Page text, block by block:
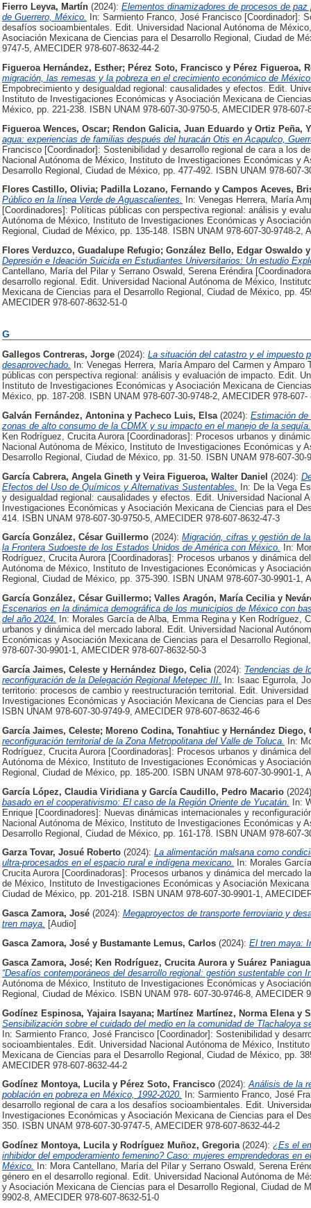
Fierro Leyva, Martín (2024): Elementos dinamizadores de procesos de
de Guerrero, México.
In: Sarmiento Franco, José Francisco [Coordinador]:
desafíos socioambientales. Edit. Universidad Nacional Autónoma de
Asociación Mexicana de Ciencias para el Desarrollo Regional, Ciudad de
9747-5, AMECIDER 978-607-8632-44-2
Figueroa Hernández, Esther; Pérez Soto, Francisco y Pérez Figueroa,
migración, las remesas y la pobreza en el crecimiento económico de
Empobrecimiento y desigualdad regional: causalidades y efectos. Edit.
Instituto de Investigaciones Económicas y Asociación Mexicana de
México, pp. 221-238. ISBN UNAM 978-607-30-9750-5, AMECIDER 978-607-
Figueroa Wences, Oscar; Rendon Galicia, Juan Eduardo y Ortiz Peña,
agua: experiencias de familias después del huracán Otis en Acapulco,
Francisco [Coordinador]: Sostenibilidad y desarrollo regional de cara a los
Nacional Autónoma de México, Instituto de Investigaciones Económicas y
Desarrollo Regional, Ciudad de México, pp. 477-492. ISBN UNAM 978-607-
Flores Castillo, Olivia; Padilla Lozano, Fernando y Campos Aceves,
Público en la línea Verde de Aguascalientes.
In: Venegas Herrera, María
[Coordinadores]: Políticas públicas con perspectiva regional: análisis y
Autónoma de México, Instituto de Investigaciones Económicas y
Regional, Ciudad de México, pp. 135-148. ISBN UNAM 978-607-30-9748-2,
Flores Verduzco, Guadalupe Refugio; González Bello, Edgar Oswaldo
Depresión e Ideación Suicida en Estudiantes Universitarios: Un estudio
Cantellano, María del Pilar y Serrano Oswald, Serena Eréndira
desarrollo regional. Edit. Universidad Nacional Autónoma de México,
Mexicana de Ciencias para el Desarrollo Regional, Ciudad de México, pp.
AMECIDER 978-607-8632-51-0
G
Gallegos Contreras, Jorge (2024): La situación del catastro y el impuesto
desaprovechado.
In: Venegas Herrera, María Amparo del Carmen y
públicas con perspectiva regional: análisis y evaluación de impacto. Edit.
Instituto de Investigaciones Económicas y Asociación Mexicana de
México, pp. 187-208. ISBN UNAM 978-607-30-9748-2, AMECIDER 978-607-
Galván Fernández, Antonina y Pacheco Luis, Elsa (2024): Estimación de
zonas de alto consumo de la CDMX y su impacto en el manejo de la sequía.
Ken Rodríguez, Crucita Aurora [Coordinadoras]: Procesos urbanos y
Nacional Autónoma de México, Instituto de Investigaciones Económicas y
Desarrollo Regional, Ciudad de México, pp. 31-50. ISBN UNAM 978-607-30-
García Cabrera, Angela Gineth y Veira Figueroa, Walter Daniel (2024):
Efectos del Uso de Químicos y Alternativas Sustentables.
In: De la Vega
y desigualdad regional: causalidades y efectos. Edit. Universidad Nacional
Investigaciones Económicas y Asociación Mexicana de Ciencias para el
414. ISBN UNAM 978-607-30-9750-5, AMECIDER 978-607-8632-47-3
García González, César Guillermo (2024): Migración, cifras y gestión de
la Frontera Sudoeste de los Estados Unidos de América con México.
In:
Rodríguez, Crucita Aurora [Coordinadoras]: Procesos urbanos y dinámica
Autónoma de México, Instituto de Investigaciones Económicas y
Regional, Ciudad de México, pp. 375-390. ISBN UNAM 978-607-30-9901-1,
García González, César Guillermo; Valles Aragón, María Ceciliay
Escenarios en la dinámica demográfica de los municipios de México con
del año 2024.
In: Morales García de Alba, Emma Regina y Ken Rodríguez,
urbanos y dinámica del mercado laboral. Edit. Universidad Nacional
Económicas y Asociación Mexicana de Ciencias para el Desarrollo
978-607-30-9901-1, AMECIDER 978-607-8632-50-3
García Jaimes, Celeste y Hernández Diego, Celia (2024): Tendencias de
reconfiguración de la Delegación Regional Metepec III.
In: Isaac Egurrola,
territorio: procesos de cambio y reestructuración territorial. Edit.
Investigaciones Económicas y Asociación Mexicana de Ciencias para el
ISBN UNAM 978-607-30-9749-9, AMECIDER 978-607-8632-46-6
García Jaimes, Celeste; Moreno Codina, Tonahtiuc y Hernández Diego,
reconfiguración territorial de la Zona Metropolitana del Valle de Toluca.
In:
Rodríguez, Crucita Aurora [Coordinadoras]: Procesos urbanos y dinámica
Autónoma de México, Instituto de Investigaciones Económicas y
Regional, Ciudad de México, pp. 185-200. ISBN UNAM 978-607-30-9901-1,
García López, Claudia Viridiana y García Caudillo, Pedro Macario
basado en el cooperativismo: El caso de la Región Oriente de Yucatán. In:
Enrique [Coordinadores]: Nuevas dinámicas internacionales y
Nacional Autónoma de México, Instituto de Investigaciones Económicas y
Desarrollo Regional, Ciudad de México, pp. 161-178. ISBN UNAM 978-607-
Garza Tovar, Josué Roberto (2024): La alimentación malsana como
ultra-procesados en el espacio rural e indígena mexicano.
In: Morales
Crucita Aurora [Coordinadoras]: Procesos urbanos y dinámica del mercado
de México, Instituto de Investigaciones Económicas y Asociación
Ciudad de México, pp. 201-218. ISBN UNAM 978-607-30-9901-1,
Gasca Zamora, José (2024): Megaproyectos de transporte ferroviario y
tren maya. [Audio]
Gasca Zamora, José y Bustamante Lemus, Carlos (2024): El tren maya:
Gasca Zamora, José; Ken Rodríguez, Crucita Aurora y Suárez
“Desafíos contemporáneos del desarrollo regional: gestión sustentable con
Autónoma de México, Instituto de Investigaciones Económicas y
Regional, Ciudad de México. ISBN UNAM 978- 607-30-9746-8, AMECIDER
Godínez Espinosa, Yajaira Isayana; Martínez Martínez, Norma Elena y
Sensibilización sobre el cuidado del medio en la comunidad de Tlachaloya
In: Sarmiento Franco, José Francisco [Coordinador]: Sostenibilidad y
socioambientales. Edit. Universidad Nacional Autónoma de México,
Mexicana de Ciencias para el Desarrollo Regional, Ciudad de México, pp.
AMECIDER 978-607-8632-44-2
Godínez Montoya, Lucilay Pérez Soto, Francisco (2024):Análisis de la
población en pobreza en México, 1992-2020.
In: Sarmiento Franco, José
desarrollo regional de cara a los desafíos socioambientales. Edit.
Investigaciones Económicas y Asociación Mexicana de Ciencias para el
350. ISBN UNAM 978-607-30-9747-5, AMECIDER 978-607-8632-44-2
Godínez Montoya, Lucilay Rodríguez Muñoz, Gregoria (2024): ¿Es el
inhibidor del empoderamiento femenino? Caso: mujeres emprendedoras en
México.
In: Mora Cantellano, María del Pilar y Serrano Oswald, Serena
género en el desarrollo regional. Edit. Universidad Nacional Autónoma de
y Asociación Mexicana de Ciencias para el Desarrollo Regional, Ciudad de
9902-8, AMECIDER 978-607-8632-51-0